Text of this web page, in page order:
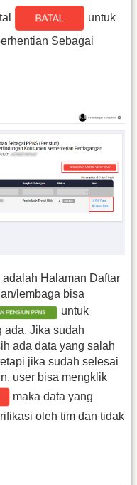
untuk
Sebagai
Halaman Daftar
lembaga bisa
untuk
ada. Jika sudah
ada data yang salah
jika sudah selesai
user bisa mengklik
maka data yang
oleh tim dan tidak